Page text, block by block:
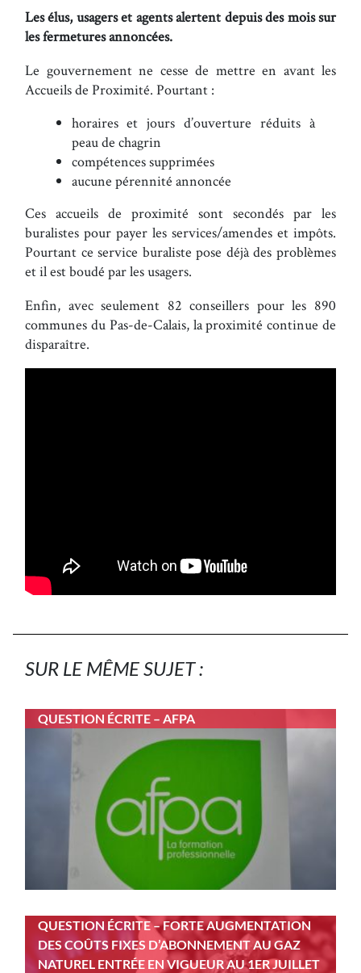
Les élus, usagers et agents alertent depuis des mois sur
les fermetures annoncées.
Le gouvernement ne cesse de mettre en avant les
Accueils de Proximité. Pourtant :
horaires et jours d’ouverture réduits à
peau de chagrin
compétences supprimées
aucune pérennité annoncée
Ces accueils de proximité sont secondés par les
buralistes pour payer les services/amendes et impôts.
Pourtant ce service buraliste pose déjà des problèmes
et il est boudé par les usagers.
Enfin, avec seulement 82 conseillers pour les 890
communes du Pas-de-Calais, la proximité continue de
disparaître.
SUR LE MÊME SUJET :
QUESTION ÉCRITE – AFPA
QUESTION ÉCRITE – FORTE AUGMENTATION
DES COÛTS FIXES D’ABONNEMENT AU GAZ
NATUREL ENTRÉE EN VIGUEUR AU 1ER JUILLET